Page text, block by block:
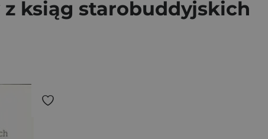
ksiąg starobuddyjskich